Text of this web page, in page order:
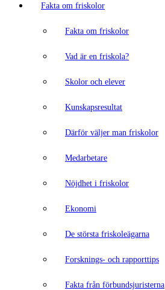
Fakta om friskolor
Fakta om friskolor
Vad är en friskola?
Skolor och elever
Kunskapsresultat
Därför väljer man friskolor
Medarbetare
Nöjdhet i friskolor
Ekonomi
De största friskoleägarna
Forsknings- och rapporttips
Fakta från förbundsjuristerna